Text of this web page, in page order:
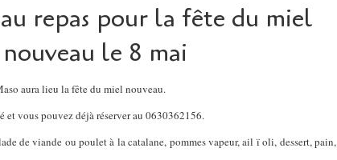
repas pour la fête du miel
nouveau le 8 mai
aura lieu la fête du miel nouveau.
et vous pouvez déjà réserver au 0630362156.
de viande ou poulet à la catalane, pommes vapeur, ail ï oli, dessert, pain,